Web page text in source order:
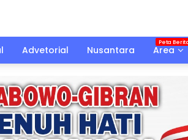
Advetorial Nusantara Area